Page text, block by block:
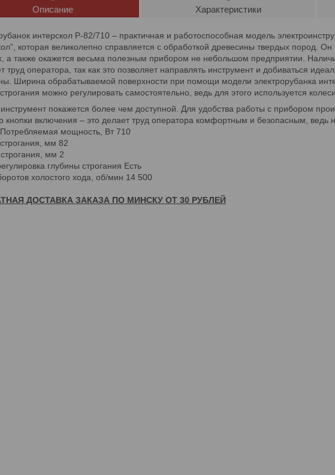
Описание Характеристики
интерскол Р-82/710 – практичная и работоспособная модель
которая великолепно справляется с обработкой древесины твердых пород.
а также окажется весьма полезным прибором не небольшом предприятии.
труд оператора, так как это позволяет направлять инструмент и добиваться
Ширина обрабатываемой поверхности при помощи модели электрорубанка
можно регулировать самостоятельно, ведь для этого используется
покажется более чем доступной. Для удобства работы с прибором
кнопки включения – это делает труд оператора комфортным и безопасным, ведь
мощность, Вт 710
мм 82
мм 2
глубины строгания Есть
холостого хода, об/мин 14 500
ДОСТАВКА ЗАКАЗА ПО МИНСКУ ОТ 30 РУБЛЕЙ